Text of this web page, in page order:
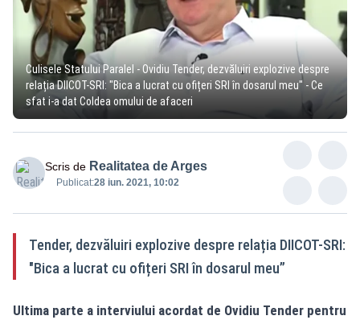
Culisele Statului Paralel - Ovidiu Tender, dezvăluiri explozive despre
relația DIICOT-SRI: "Bica a lucrat cu ofițeri SRI în dosarul meu" - Ce
sfat i-a dat Coldea omului de afaceri
Scris de Realitatea de Arges
Publicat:28 iun. 2021, 10:02
Tender, dezvăluiri explozive despre relația DIICOT-SRI:
"Bica a lucrat cu ofițeri SRI în dosarul meu”
Ultima parte a interviului acordat de Ovidiu Tender pentru